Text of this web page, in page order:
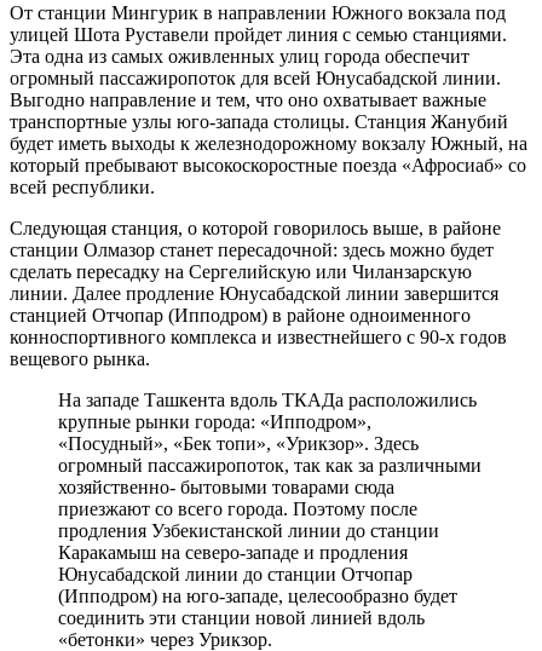
От станции Мингурик в направлении Южного вокзала под
улицей Шота Руставели пройдет линия с семью станциями.
Эта одна из самых оживленных улиц города обеспечит
огромный пассажиропоток для всей Юнусабадской линии.
Выгодно направление и тем, что оно охватывает важные
транспортные узлы юго-запада столицы. Станция Жанубий
будет иметь выходы к железнодорожному вокзалу Южный, на
который пребывают высокоскоростные поезда «Афросиаб» со
всей республики.
Следующая станция, о которой говорилось выше, в районе
станции Олмазор станет пересадочной: здесь можно будет
сделать пересадку на Сергелийскую или Чиланзарскую
линии. Далее продление Юнусабадской линии завершится
станцией Отчопар (Ипподром) в районе одноименного
конноспортивного комплекса и известнейшего с 90-х годов
вещевого рынка.
На западе Ташкента вдоль ТКАДа расположились
крупные рынки города: «Ипподром»,
«Посудный», «Бек топи», «Урикзор». Здесь
огромный пассажиропоток, так как за различными
хозяйственно- бытовыми товарами сюда
приезжают со всего города. Поэтому после
продления Узбекистанской линии до станции
Каракамыш на северо-западе и продления
Юнусабадской линии до станции Отчопар
(Ипподром) на юго-западе, целесообразно будет
соединить эти станции новой линией вдоль
«бетонки» через Урикзор.